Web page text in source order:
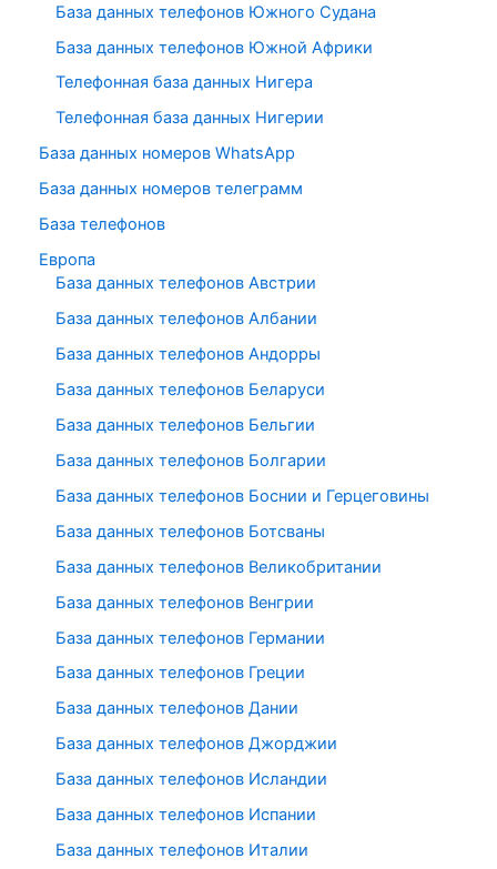
База данных телефонов Южного Судана
База данных телефонов Южной Африки
Телефонная база данных Нигера
Телефонная база данных Нигерии
База данных номеров WhatsApp
База данных номеров телеграмм
База телефонов
Европа
База данных телефонов Австрии
База данных телефонов Албании
База данных телефонов Андорры
База данных телефонов Беларуси
База данных телефонов Бельгии
База данных телефонов Болгарии
База данных телефонов Боснии и Герцеговины
База данных телефонов Ботсваны
База данных телефонов Великобритании
База данных телефонов Венгрии
База данных телефонов Германии
База данных телефонов Греции
База данных телефонов Дании
База данных телефонов Джорджии
База данных телефонов Исландии
База данных телефонов Испании
База данных телефонов Италии